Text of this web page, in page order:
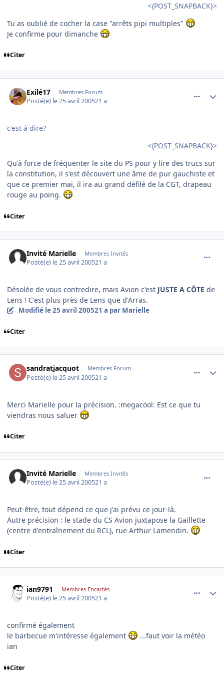
<{POST_SNAPBACK}>
Tu as oublié de cocher la case "arrêts pipi multiples"
Je confirme pour dimanche
Citer
Exilé17 Membres Forum
Posté(e) le 25 avril 200521 a
c'est à dire?
<{POST_SNAPBACK}>
Qu'à force de fréquenter le site du PS pour y lire des trucs sur
la constitution, il s'est découvert une âme de pur gauchiste et
que ce premier mai, il ira au grand défilé de la CGT, drapeau
rouge au poing.
Citer
Invité Marielle Membres Invités
Posté(e) le 25 avril 200521 a
Désolée de vous contredire, mais Avion c'est JUSTE A CÔTE de
Lens ! C'est plus près de Lens que d'Arras.
Modifié le 25 avril 200521 a par Marielle
Citer
sandratjacquot Membres Forum
Posté(e) le 25 avril 200521 a
Merci Marielle pour la précision. :megacool: Est ce que tu
viendras nous saluer
Citer
Invité Marielle Membres Invités
Posté(e) le 25 avril 200521 a
Peut-être, tout dépend ce que j'ai prévu ce jour-là.
Autre précision : le stade du CS Avion juxtapose la Gaillette
(centre d'entraînement du RCL), rue Arthur Lamendin.
Citer
ian9791 Membres Encartés
Posté(e) le 25 avril 200521 a
confirmé également
le barbecue m'intéresse également
...faut voir la météo
ian
Citer